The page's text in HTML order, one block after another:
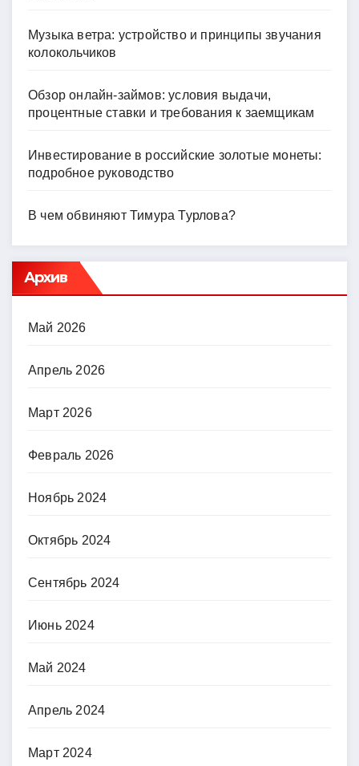
Музыка ветра: устройство и принципы звучания
колокольчиков
Обзор онлайн-займов: условия выдачи,
процентные ставки и требования к заемщикам
Инвестирование в российские золотые монеты:
подробное руководство
В чем обвиняют Тимура Турлова?
Архив
Май 2026
Апрель 2026
Март 2026
Февраль 2026
Ноябрь 2024
Октябрь 2024
Сентябрь 2024
Июнь 2024
Май 2024
Апрель 2024
Март 2024